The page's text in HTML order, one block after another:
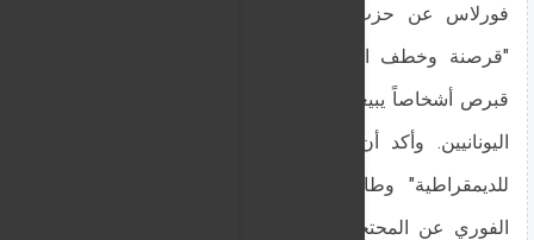
فورلاس عن حزب الشعب الأوروبي الاعتقال بأنه
"قرصنة وخطف انتقامي" بعد أن اعتقلت جمهورية
قبرص أشخاصاً يبيعون عقارات مسلوبة من القبارصة
اليونانيين. وأكد أن "كل اعتقال غير قانوني ضربة
للديمقراطية" وطالب بإدانة هذه الأعمال والإفراج
الفوري عن المحتجزين، موجهاً انتقاداً لتركيا بوصفها